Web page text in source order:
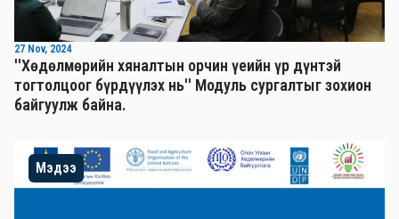
27 Nov, 2024
''Хөдөлмөрийн хяналтын орчин үеийн үр дүнтэй
тогтолцоог бүрдүүлэх нь'' Mодуль сургалтыг зохион
байгуулж байна.
Мэдээ